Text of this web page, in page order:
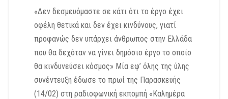
«Δεν δεσμευόμαστε σε κάτι ότι το έργο έχει
οφέλη θετικά και δεν έχει κινδύνους, γιατί
προφανώς δεν υπάρχει άνθρωπος στην Ελλάδα
που θα δεχόταν να γίνει δημόσιο έργο το οποίο
θα κινδυνεύσει κόσμος» Μία εφ’ όλης της ύλης
συνέντευξη έδωσε το πρωί της Παρασκευής
(14/02) στη ραδιοφωνική εκπομπή «Καλημέρα